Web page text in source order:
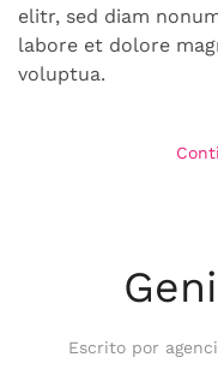
elitr, sed diam
labore et dolore
voluptua.
Escrito por